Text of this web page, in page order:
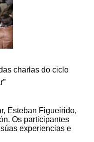
charlas do ciclo
Esteban Figueirido,
Os participantes
experiencias e